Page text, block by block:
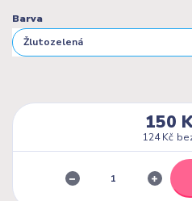
Barva
150
124 Kč